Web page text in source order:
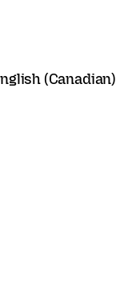
(Canadian)